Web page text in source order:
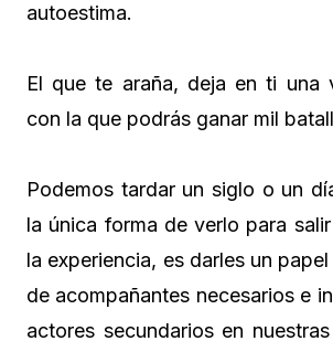
autoestima.
El que te araña, deja en ti una
con la que podrás ganar mil
Podemos tardar un siglo o un
la única forma de verlo para
la experiencia, es darles un
de acompañantes necesarios e
actores secundarios en